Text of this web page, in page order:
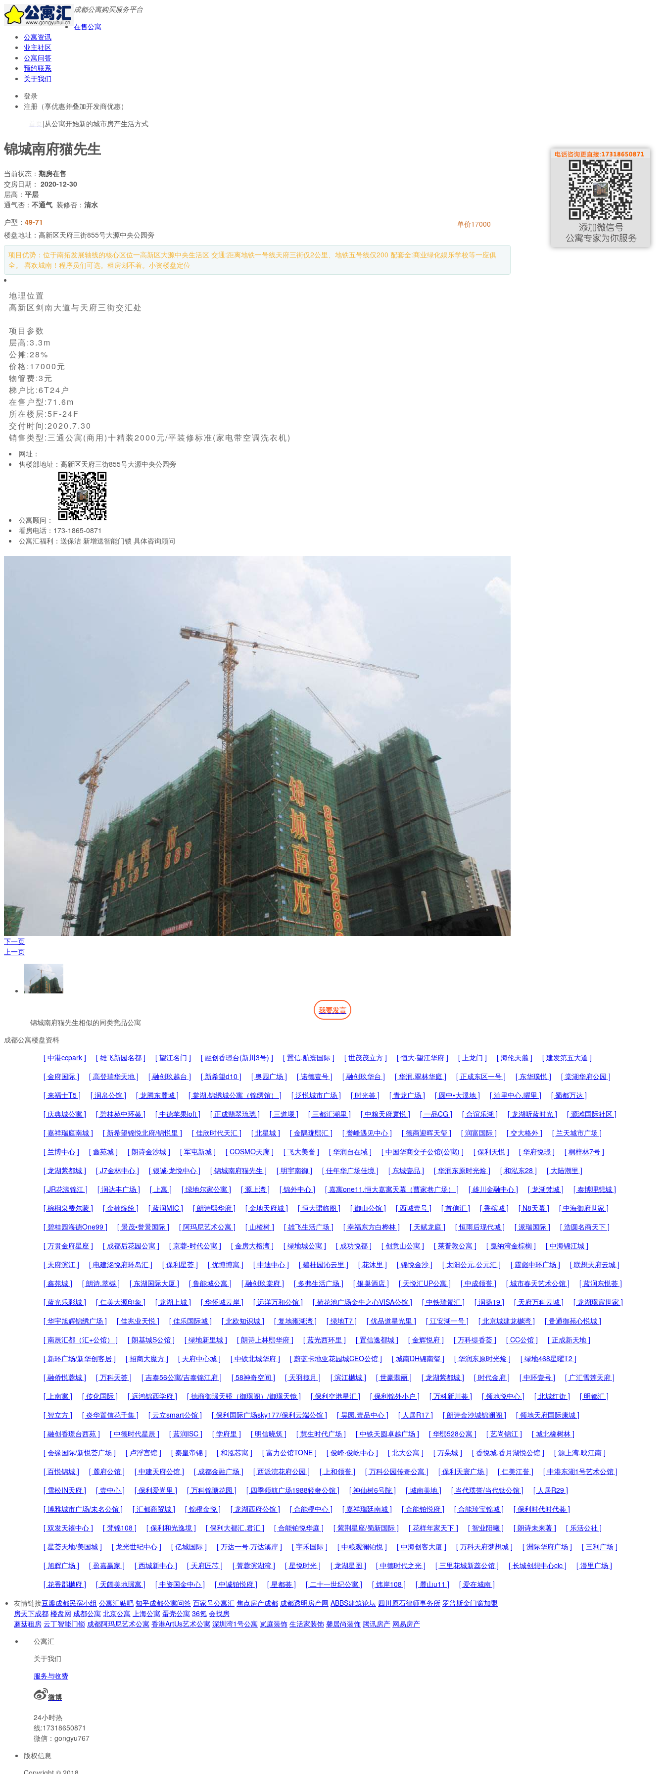
成都公寓购买服务平台
在售公寓
公寓资讯
业主社区
公寓问答
预约联系
关于我们
登录
注册（享优惠并叠加开发商优惠）
|从公寓开始新的城市房产生活方式
锦城南府猫先生
当前状态： 期房在售
交房日期： 2020-12-30
层高： 平层
通气否： 不通气 装修否： 清水
单价17000
户型： 49-71
楼盘地址：高新区天府三街855号大源中央公园旁
项目优势：位于南拓发展轴线的核心区位一高新区大源中央生活区 交通:距离地铁一号线天府三街仅2公里、地铁五号线仅200 配套全:商业绿化娱乐学校等一应俱
全。 喜欢城南！程序员们可选。租房划不着。小资楼盘定位
地理位置
高新区剑南大道与天府三街交汇处
项目参数
层高:3.3m
公摊:28%
价格:17000元
物管费:3元
梯户比:6T24户
在售户型:71.6m
所在楼层:5F-24F
交付时间:2020.7.30
销售类型:三通公寓(商用)十精装2000元/平装修标准(家电带空调洗衣机)
网址：
售楼部地址：高新区天府三街855号大源中央公园旁
公寓顾问：
看房电话：173-1865-0871
公寓汇福利：送保洁 新增送智能门锁 具体咨询顾问
下一页
上一页
我要发言
锦城南府猫先生相似的同类竞品公寓
成都公寓楼盘资料
[ 中港ccpark ]
[ 雄飞新园名都 ] [ 望江名门 ] [ 融创香璟台(新川3号) ] [ 置信.航寰国际 ] [ 世茂茂立方 ] [ 恒大·望江华府 ] [ 上龙门 ] [ 海伦天麓 ]
[ 建发第五大道 ]
[ 金府国际 ]
[ 高登瑞华天地 ] [ 融创玖越台 ] [ 新希望d10 ] [ 奥园广场 ] [ 诺德壹号 ] [ 融创玖华台 ] [ 华润.翠林华庭 ] [ 正成东区一号 ] [ 东华璞悦 ]
[ 棠湖华府公园 ]
[ 来福士T5 ]
[ 润帛公馆 ] [ 龙腾东麓城 ] [ 棠湖.锦绣城公寓（锦绣馆） ] [ 泛悦城市广场 ] [ 时光荟 ] [ 青龙广场 ] [ 圆中•大溪地 ] [ 泊里中心.曜里 ]
[ 蜀都万达 ]
[ 庆典城公寓 ]
[ 碧桂苑中环荟 ] [ 中德苹果loft ] [ 正成翡翠琉璃 ] [ 三道堰 ] [ 三都汇潮里 ] [ 中粮天府寰悦 ] [ 一品CG ] [ 合谊乐湖 ] [ 龙湖听蓝时光 ]
[ 源滩国际社区 ]
[ 嘉祥瑞庭南城 ]
[ 新希望锦悦北府/锦悦里 ] [ 佳欣时代天汇 ] [ 北星城 ] [ 金隅珑熙汇 ] [ 誉峰遇见中心 ] [ 德商迎晖天玺 ] [ 润富国际 ] [ 交大格外 ]
[ 兰天城市广场 ]
[ 兰博中心 ]
[ 鑫苑城 ] [ 朗诗金沙城 ] [ 军屯新城 ] [ COSMO天廊 ] [ 飞大美誉 ] [ 华润自在域 ] [ 中国华商交子公馆(公寓) ] [ 保利天悦 ] [ 华府悦璟 ]
[ 桐梓林7号 ]
[ 龙湖紫都城 ]
[ J7金林中心 ] [ 银诚·龙悦中心 ] [ 锦城南府猫先生 ] [ 明宇南御 ] [ 佳年华广场佳境 ] [ 东城壹品 ] [ 华润东原时光烩 ] [ 和泓东28 ]
[ 大陆潮里 ]
[ JR花漾锦江 ]
[ 润达丰广场 ] [ 上寓 ] [ 绿地尔家公寓 ] [ 源上湾 ] [ 锦外中心 ] [ 嘉寓one11.恒大嘉寓天幕（曹家巷广场） ] [ 雄川金融中心 ] [ 龙湖梵城 ]
[ 泰博理想城 ]
[ 棕榈泉费尔蒙 ]
[ 金楠缤纷 ] [ 蓝润MIC ] [ 朗诗熙华府 ] [ 金地天府城 ] [ 恒大珺临阁 ] [ 御山公馆 ] [ 西城壹号 ] [ 首信汇 ] [ 香槟城 ] [ N8天幕 ]
[ 中海御府世家 ]
[ 碧桂园海德One99 ]
[ 景茂•誉景国际 ] [ 阿玛尼艺术公寓 ] [ 山楂树 ] [ 雄飞生活广场 ] [ 幸福东方白桦林 ] [ 天赋龙庭 ] [ 恒雨后现代城 ] [ 派瑞国际 ]
[ 浩圆名商天下 ]
[ 万贯金府星座 ]
[ 成都后花园公寓 ] [ 京蓉-时代公寓 ] [ 金房大榕湾 ] [ 绿地城公寓 ] [ 成功悦都 ] [ 创意山公寓 ] [ 莱普敦公寓 ] [ 戛纳湾金棕榈 ]
[ 中海锦江城 ]
[ 天府滨江 ]
[ 电建洺悦府环岛汇 ] [ 保利星荟 ] [ 优博博寓 ] [ 中迪中心 ] [ 碧桂园沁云里 ] [ 花沐里 ] [ 锦悦金沙 ] [ 太阳公元.公元汇 ] [ 霆彪中环广场 ]
[ 联想天府云城 ]
[ 鑫苑城 ]
[ 朗诗.萃樾 ] [ 东湖国际大厦 ] [ 鲁能城公寓 ] [ 融创玖棠府 ] [ 多弗生活广场 ] [ 银巢酒店 ] [ 天悦汇UP公寓 ] [ 中成领誉 ] [ 城市春天艺术公馆 ]
[ 蓝润东悦荟 ]
[ 蓝光乐彩城 ]
[ 仁美大源印象 ] [ 龙湖上城 ] [ 华侨城云岸 ] [ 远洋万和公馆 ] [ 荷花池广场金牛之心VISA公馆 ] [ 中铁瑞景汇 ] [ 润扬19 ] [ 天府万科云城 ]
[ 龙湖璟宸世家 ]
[ 华宇旭辉锦绣广场 ]
[ 佳兆业天悦 ] [ 佳乐国际城 ] [ 北欧知识城 ] [ 复地雍湖湾 ] [ 绿地T7 ] [ 优品道星光里 ] [ 江安湖一号 ] [ 北京城建龙樾湾 ]
[ 贵通御苑心悦城 ]
[ 南辰汇都（汇+公馆） ]
[ 朗基城S公馆 ] [ 绿地新里城 ] [ 朗诗上林熙华府 ] [ 蓝光西环里 ] [ 置信逸都城 ] [ 金辉悦府 ] [ 万科缇香荟 ] [ CC公馆 ]
[ 正成新天地 ]
[ 新环广场/新华创客居 ]
[ 招商大魔方 ] [ 天府中心城 ] [ 中铁北城华府 ] [ 蔚蓝卡地亚花园城CEO公馆 ] [ 城南DH锦南玺 ] [ 华润东原时光烩 ]
[ 绿地468星曜T2 ]
[ 融侨悦蓉城 ]
[ 万科天荟 ] [ 吉泰56公寓/吉泰锦江府 ] [ 58神奇空间 ] [ 天羽揽月 ] [ 滨江樾城 ] [ 世豪翡丽 ] [ 龙湖紫都城 ] [ 时代金府 ] [ 中环壹号 ]
[ 广汇雪莲天府 ]
[ 上南寓 ]
[ 传化国际 ] [ 远鸿锦西学府 ] [ 德商御璟天骄（御璟阁）/御璟天镜 ] [ 保利空港星汇 ] [ 保利锦外小户 ] [ 万科新川荟 ] [ 领地悦中心 ] [ 北城红街 ]
[ 明都汇 ]
[ 智立方 ]
[ 炎华置信花千集 ] [ 云立smart公馆 ] [ 保利国际广场sky177/保利云端公馆 ] [ 昊园.壹品中心 ] [ 人居R17 ] [ 朗诗金沙城锦澜阁 ]
[ 领地天府国际康城 ]
[ 融创香璟台西苑 ]
[ 中德时代星辰 ] [ 蓝润ISC ] [ 学府里 ] [ 明信晓筑 ] [ 慧生时代广场 ] [ 中铁天圆卓越广场 ] [ 华熙528公寓 ] [ 艺尚锦江 ]
[ 城北橡树林 ]
[ 会缘国际/新悦荟广场 ]
[ 卢浮宫馆 ] [ 秦皇帝锦 ] [ 和泓芯寓 ] [ 富力公馆TONE ] [ 俊峰·俊屹中心 ] [ 北大公寓 ] [ 万朵城 ] [ 香悦城.香月湖悦公馆️ ]
[ 源上湾.映江南 ]
[ 百悦锦城 ]
[ 麓府公馆 ] [ 中建天府公馆 ] [ 成都金融广场 ] [ 西派浣花府公园 ] [ 上和领誉 ] [ 万科公园传奇公寓 ] [ 保利天寰广场 ] [ 仁美江誉 ]
[ 中港东湖1号艺术公馆 ]
[ 雪松IN天府 ]
[ 壹中心 ] [ 保利爱尚里 ] [ 万科锦瑭花园 ] [ 四季领航广场1988轻奢公馆 ] [ 神仙树6号院 ] [ 城南美地 ] [ 当代璞誉/当代钛公馆 ]
[ 人居R29 ]
[ 博雅城市广场/未名公馆 ]
[ 汇都商贸城 ] [ 锦橙金悦 ] [ 龙湖西府公馆 ] [ 合能橙中心 ] [ 嘉祥瑞廷南城 ] [ 合能铂悦府 ] [ 合能珍宝锦城 ]
[ 保利时代时代荟 ]
[ 双发天禧中心 ]
[ 梵锦108 ] [ 保利和光逸境 ] [ 保利大都汇.君汇 ] [ 合能铂悦华庭 ] [ 紫荆星座/蜀新国际 ] [ 花样年家天下 ] [ 智业阳曦 ] [ 朗诗未来著 ]
[ 乐活公社 ]
[ 星荟天地/美国城 ]
[ 龙光世纪中心 ] [ 亿城国际 ] [ 万达一号.万达溪岸 ] [ 宇禾国际 ] [ 中粮观澜铂悦 ] [ 中海创客大厦 ] [ 万科天府梦想城 ] [ 洲际华府广场 ]
[ 三利广场 ]
[ 旭辉广场 ]
[ 盈嘉赢家 ] [ 西城新中心 ] [ 天府匠芯 ] [ 菁蓉滨湖湾 ] [ 星悦时光 ] [ 龙湖星图 ] [ 中德时代之光 ] [ 三里花城新蕊公馆 ] [ 长城创想中心cic ]
[ 漫里广场 ]
[ 花香郡樾府 ]
[ 天阔美地璟寓 ] [ 中资国金中心 ] [ 中诚铂悦府 ] [ 星都荟 ] [ 二十一世纪公寓 ] [ 炜岸108 ] [ 麓山u11 ]
[ 爱在城南 ]
友情链接豆瓣成都民宿小组 公寓汇贴吧 知乎成都公寓问答 百家号公寓汇 焦点房产成都 成都透明房产网 ABBS建筑论坛 四川原石律师事务所 罗普斯金门窗加盟
房天下成都 楼盘网 成都公寓 北京公寓 上海公寓 蛋壳公寓 36氪 会找房
蘑菇租房 云丁智能门锁 成都阿玛尼艺术公寓 香港ArtUs艺术公寓 深圳湾1号公寓 岚庭装饰 生活家装饰 馨居尚装饰 腾讯房产 网易房产
公寓汇
关于我们
服务与收费
微博
24小时热
线:17318650871
微信：gongyu767
版权信息